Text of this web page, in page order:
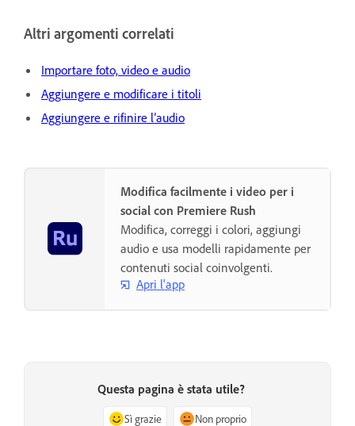
Altri argomenti correlati
Importare foto, video e audio
Aggiungere e modificare i titoli
Aggiungere e rifinire l’audio
Modifica facilmente i video per i
social con Premiere Rush
Modifica, correggi i colori, aggiungi
audio e usa modelli rapidamente per
contenuti social coinvolgenti.
Apri l'app
Questa pagina è stata utile?
Sì grazie Non proprio